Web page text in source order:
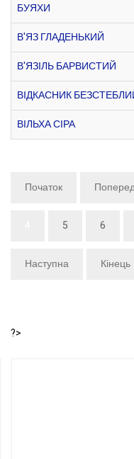
БУЯХИ
В'ЯЗ ГЛАДЕНЬКИЙ
В'ЯЗІЛЬ БАРВИСТИЙ
ВІДКАСНИК
ВІЛЬХА СІРА
Початок
5 6
Наступна Кінець
?>